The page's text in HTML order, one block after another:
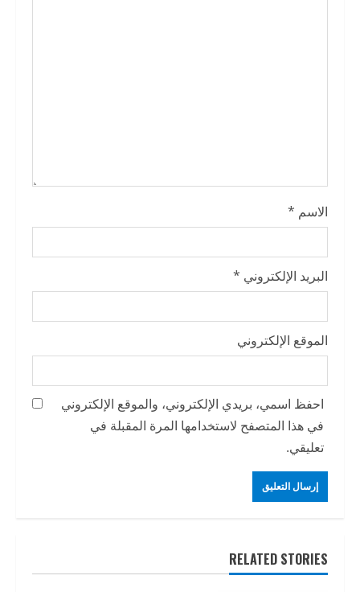
الاسم *
البريد الإلكتروني *
الموقع الإلكتروني
احفظ اسمي، بريدي الإلكتروني، والموقع الإلكتروني
في هذا المتصفح لاستخدامها المرة المقبلة في
تعليقي.
RELATED STORIES